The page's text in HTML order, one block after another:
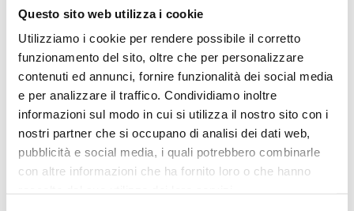
Questo sito web utilizza i cookie
Utilizziamo i cookie per rendere possibile il corretto
funzionamento del sito, oltre che per personalizzare
contenuti ed annunci, fornire funzionalità dei social media
e per analizzare il traffico. Condividiamo inoltre
informazioni sul modo in cui si utilizza il nostro sito con i
nostri partner che si occupano di analisi dei dati web,
pubblicità e social media, i quali potrebbero combinarle
con altre informazioni che ha fornito loro o che hanno
Un trend in favore dell’ambiente registrato
innanzi tutto per i prodotti del segmento food ma
non solo, di cui CPS Company, specializzata nella
progettazione di macchinari per il packaging
destinato all’home e al personal care, da sempre
tiene conto. A partire dalla proposta di soluzioni
compatibili con il confezionamento in carta e
comunque orientate alla massima efficienza
energetica e al risparmio di film plastico.
Quest’ultimo aspetto è reso possibile grazie a
tecnologie che consentono di avere confezioni più
consumo di materiale plastico.